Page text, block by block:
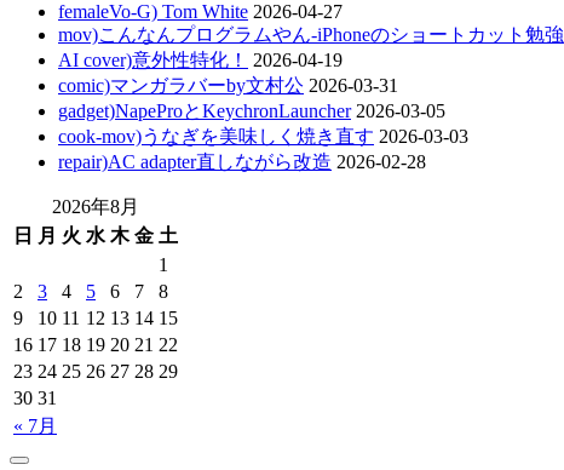
femaleVo-G) Tom White 2026-04-27
mov)こんなんプログラムやん-iPhoneのショートカット勉強
AI cover)意外性特化！
2026-04-19
comic)マンガラバーby文村公 2026-03-31
gadget)NapeProとKeychronLauncher 2026-03-05
cook-mov)うなぎを美味しく焼き直す 2026-03-03
repair)AC adapter直しながら改造 2026-02-28
2026年8月
日
月 火 水 木 金 土
« 7月
1
2
3 4 5 6 7
8
9
10 11 12 13 14 15
16 17 18 19 20 21 22
23 24 25 26 27 28 29
30 31